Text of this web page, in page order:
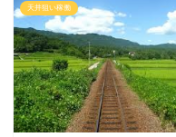
天井狙い稼働